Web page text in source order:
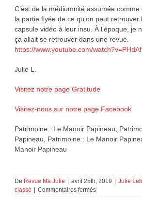
C’est de la médiumnité assumée
la partie flyée de ce qu’on peut retrouver
capsule vidéo à leur insu. À l’époque, je
ça allait se retrouver dans une revue.
https://www.youtube.com/
Julie L.
Visitez notre page Gratitude
Visitez-nous sur notre page Facebook
Patrimoine : Le Manoir Papineau,
Papineau, Patrimoine : Le Manoir
Manoir Papineau
De Revue Ma Julie | avril 25th, 2019 | Julie
classé | Commentaires ferméssur
Patrimoine